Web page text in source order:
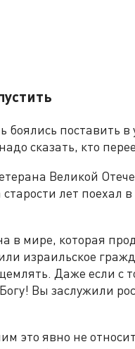
боялись поставить
сказать, кто
Великой
лет поехал
в мире, которая
израильское
Даже если с
Вы заслужили
это явно не